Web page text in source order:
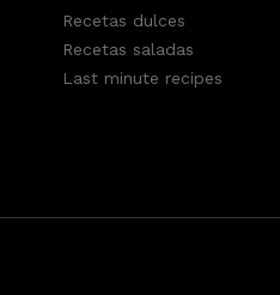
Recetas dulces
Recetas saladas
Last minute recipes